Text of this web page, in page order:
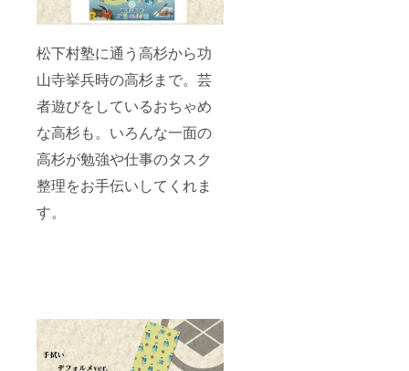
松下村塾に通う高杉から功
山寺挙兵時の高杉まで。芸
者遊びをしているおちゃめ
な高杉も。いろんな一面の
高杉が勉強や仕事のタスク
整理をお手伝いしてくれま
す。